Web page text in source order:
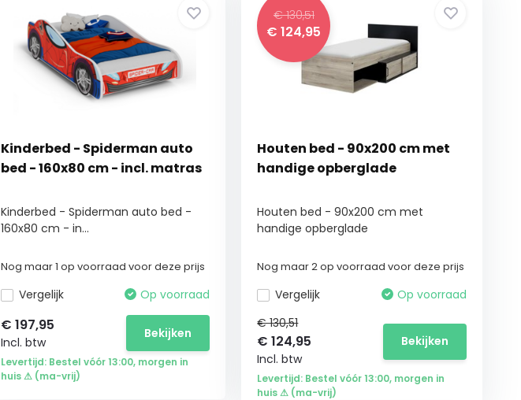
Kinderbed - Spiderman auto
bed - 160x80 cm - incl. matras
Kinderbed - Spiderman auto bed -
160x80 cm - in...
Nog maar 1 op voorraad voor deze prijs
Vergelijk Op voorraad
€ 197,95
Incl. btw
Bekijken
Levertijd: Bestel vóór 13:00, morgen in
huis ⚠ (ma-vrij)
€ 130,51
€ 124,95
Houten bed - 90x200 cm met
handige opberglade
Houten bed - 90x200 cm met
handige opberglade
Nog maar 2 op voorraad voor deze prijs
Vergelijk
Op voorraad
€ 130,51
€ 124,95
Incl. btw
Bekijken
Levertijd: Bestel vóór 13:00, morgen in
huis ⚠ (ma-vrij)